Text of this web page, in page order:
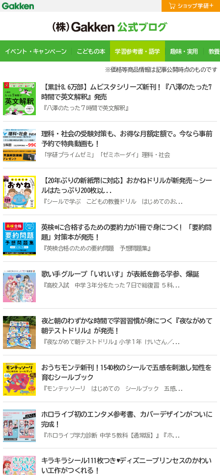
イベント・キャンペーン こどもの本 学習参考書・語学 趣味・実用 教
※価格等商品情報は記事公開時点のものです
【累計8.6万部】ムビスタシリーズ新刊！『八澤のたった7
時間で英文解釈』発売
『八澤のたった７時間で英文解釈』
理科・社会の受験対策も、お得な月額定額で。今なら事前
予約で特典動画も！
「学研プライムゼミ」「ゼミホーダイ」理科・社会
【20年ぶりの新紙幣に対応】おかねドリルが新発売～シー
ルはたっぷり200枚以...
『シールで学ぶ こどもの教養ドリル はじめてのお...
英検®に合格するための要約力が1冊で身につく! 「要約問
題」対策本が発売！
『英検合格のための要約問題 予想問題集』
歌い手グループ「いれいす」が表紙を飾る学参、爆誕
『高校入試 中学３年分をたった７日で総復習 ５科...
夜と朝のわずかな時間で学習習慣が身につく『夜ながめて
朝テストドリル』が発売！
『夜ながめて朝テストドリル』小学１年 けいさん／...
おうちモンテ新刊！1540枚のシールで五感を刺激し知性を
育むシールブック
『モンテッソーリ はじめての シールブック 五感...
ホロライブ初のエンタメ参考書、カバーデザインがついに
完成！
『ホロライブ学力診断 中学５教科【通常版】』『ホ...
キラキラシール111枚つき♥ディズニープリンセスのかわい
い工作がつくれる！